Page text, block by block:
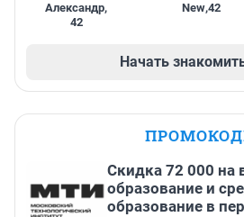
Александр,
42
New,42
Начать
Скидка 72 000 на
образование и
образование в